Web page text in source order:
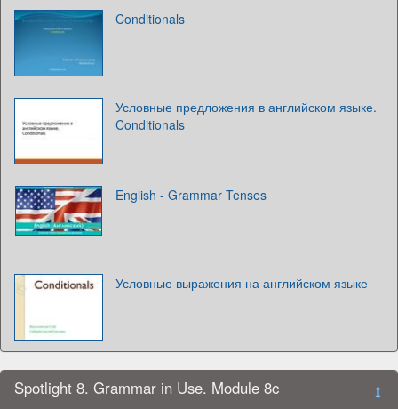
Conditionals
Условные предложения в английском языке.
Conditionals
English - Grammar Tenses
Условные выражения на английском языке
Spotlight 8. Grammar in Use. Module 8c